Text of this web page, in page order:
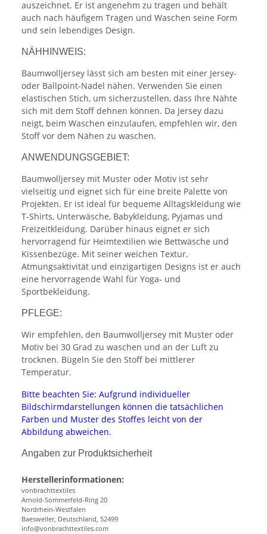
auszeichnet. Er ist angenehm zu tragen und behält
auch nach häufigem Tragen und Waschen seine Form
und sein lebendiges Design.
NÄHHINWEIS:
Baumwolljersey lässt sich am besten mit einer Jersey-
oder Ballpoint-Nadel nähen. Verwenden Sie einen
elastischen Stich, um sicherzustellen, dass Ihre Nähte
sich mit dem Stoff dehnen können. Da Jersey dazu
neigt, beim Waschen einzulaufen, empfehlen wir, den
Stoff vor dem Nähen zu waschen.
ANWENDUNGSGEBIET:
Baumwolljersey mit Muster oder Motiv ist sehr
vielseitig und eignet sich für eine breite Palette von
Projekten. Er ist ideal für bequeme Alltagskleidung wie
T-Shirts, Unterwäsche, Babykleidung, Pyjamas und
Freizeitkleidung. Darüber hinaus eignet er sich
hervorragend für Heimtextilien wie Bettwäsche und
Kissenbezüge. Mit seiner weichen Textur,
Atmungsaktivität und einzigartigen Designs ist er auch
eine hervorragende Wahl für Yoga- und
Sportbekleidung.
PFLEGE:
Wir empfehlen, den Baumwolljersey mit Muster oder
Motiv bei 30 Grad zu waschen und an der Luft zu
trocknen. Bügeln Sie den Stoff bei mittlerer
Temperatur.
Bitte beachten Sie: Aufgrund individueller
Bildschirmdarstellungen können die tatsächlichen
Farben und Muster des Stoffes leicht von der
Abbildung abweichen.
Angaben zur Produktsicherheit
Herstellerinformationen:
vonbrachttextiles
Arnold-Sommerfeld-Ring 20
Nordrhein-Westfalen
Baesweiler, Deutschland, 52499
info@vonbrachttextiles.com